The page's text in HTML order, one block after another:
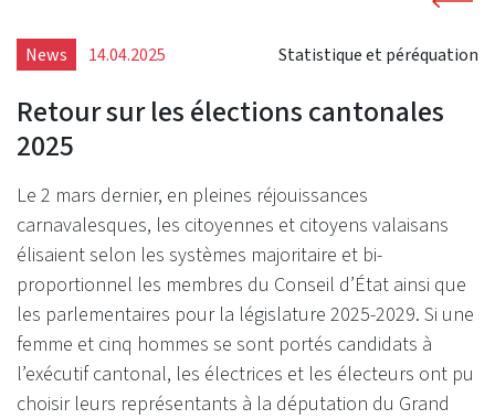
News 14.04.2025 Statistique et péréquation
Retour sur les élections cantonales
2025
Le 2 mars dernier, en pleines réjouissances
carnavalesques, les citoyennes et citoyens valaisans
élisaient selon les systèmes majoritaire et bi-
proportionnel les membres du Conseil d’État ainsi que
les parlementaires pour la législature 2025-2029. Si une
femme et cinq hommes se sont portés candidats à
l’exécutif cantonal, les électrices et les électeurs ont pu
choisir leurs représentants à la députation du Grand